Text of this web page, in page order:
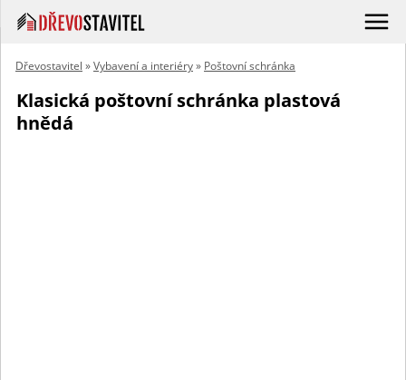
Dřevostavitel »Vybavení a interiéry» Poštovní schránka
Klasická poštovní schránka plastová
hnědá